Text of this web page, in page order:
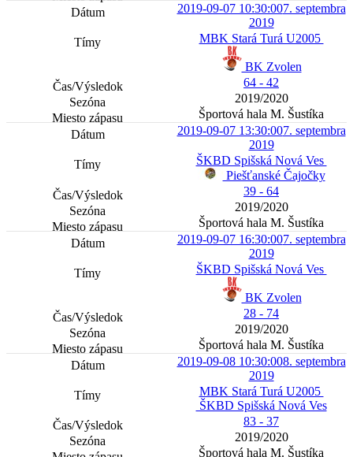
2019-09-07 10:30:007. septembra
2019
MBK Stará Turá U2005
BK Zvolen
64 - 42
2019/2020
Športová hala M. Šustíka
2019-09-07 13:30:007. septembra
2019
ŠKBD Spišská Nová Ves
Piešťanské Čajočky
39 - 64
2019/2020
Športová hala M. Šustíka
2019-09-07 16:30:007. septembra
2019
ŠKBD Spišská Nová Ves
BK Zvolen
28 - 74
2019/2020
Športová hala M. Šustíka
2019-09-08 10:30:008. septembra
2019
MBK Stará Turá U2005
ŠKBD Spišská Nová Ves
83 - 37
2019/2020
Športová hala M. Šustíka